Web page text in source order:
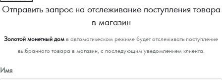
Отправить запрос на отслеживание поступления товара
в магазин
Золотой монетный домв автоматическом режиме будет отслеживать поступление
выбранного товара в магазин, с последующим уведомлением клиента.
Имя